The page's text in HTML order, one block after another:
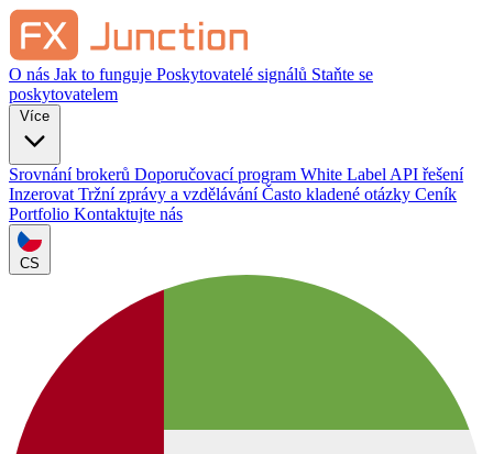
O nás Jak to funguje Poskytovatelé signálů Staňte se
poskytovatelem
Srovnání brokerů Doporučovací program White Label API řešení
Inzerovat Tržní zprávy a vzděláváníČasto kladené otázky Ceník
Portfolio Kontaktujte nás
CS